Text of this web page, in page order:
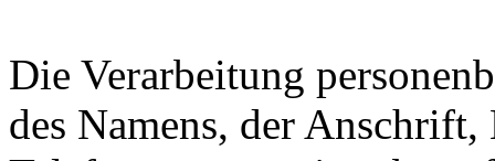
Die Verarbeitung
des Namens, der